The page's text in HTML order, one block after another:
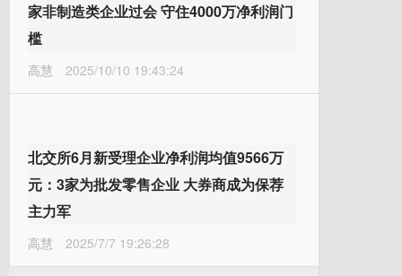
家非制造类企业过会 守住4000万净利润门
槛
高慧 2025/10/10 19:43:24
北交所6月新受理企业净利润均值9566万
元：3家为批发零售企业 大券商成为保荐
主力军
高慧 2025/7/7 19:26:28